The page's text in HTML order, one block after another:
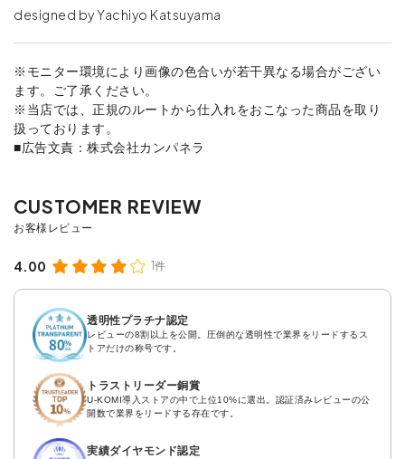
designed by Yachiyo Katsuyama
※モニター環境により画像の色合いが若干異なる場合がござい
ます。ご了承ください。
※当店では、正規のルートから仕入れをおこなった商品を取り
扱っております。
■広告文責：株式会社カンパネラ
4.00 1件
透明性プラチナ認定
レビューの8割以上を公開。圧倒的な透明性で業界をリードするス
トアだけの称号です。
トラストリーダー銅賞
U-KOMI導入ストアの中で上位10%に選出。認証済みレビューの公
開数で業界をリードする存在です。
実績ダイヤモンド認定